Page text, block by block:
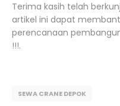
Terima kasih telah
artikel ini dapat
perencanaan
!!!.
SEWA CRANE DEPOK